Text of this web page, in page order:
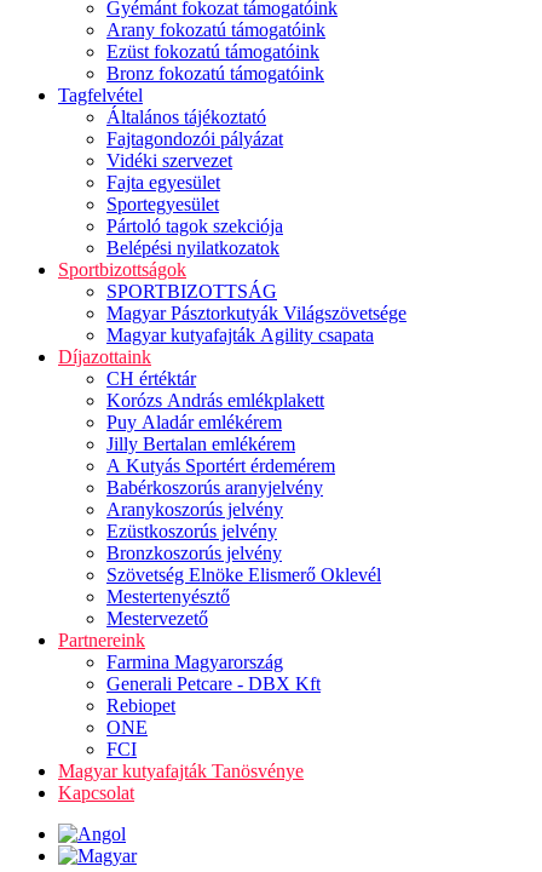
Gyémánt fokozat támogatóink
Arany fokozatú támogatóink
Ezüst fokozatú támogatóink
Bronz fokozatú támogatóink
Tagfelvétel
Általános tájékoztató
Fajtagondozói pályázat
Vidéki szervezet
Fajta egyesület
Sportegyesület
Pártoló tagok szekciója
Belépési nyilatkozatok
Sportbizottságok
SPORTBIZOTTSÁG
Magyar Pásztorkutyák Világszövetsége
Magyar kutyafajták Agility csapata
Díjazottaink
CH értéktár
Korózs András emlékplakett
Puy Aladár emlékérem
Jilly Bertalan emlékérem
A Kutyás Sportért érdemérem
Babérkoszorús aranyjelvény
Aranykoszorús jelvény
Ezüstkoszorús jelvény
Bronzkoszorús jelvény
Szövetség Elnöke Elismerő Oklevél
Mestertenyésztő
Mestervezető
Partnereink
Farmina Magyarország
Generali Petcare - DBX Kft
Rebiopet
ONE
FCI
Magyar kutyafajták Tanösvénye
Kapcsolat